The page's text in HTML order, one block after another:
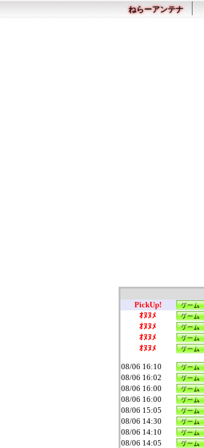
ねらーアンテナ
PickUp!
ｵﾇﾇﾒ
ｵﾇﾇﾒ
ｵﾇﾇﾒ
ｵﾇﾇﾒ
08/06 16:10
08/06 16:02
08/06 16:00
08/06 16:00
08/06 15:05
08/06 14:30
08/06 14:10
08/06 14:05